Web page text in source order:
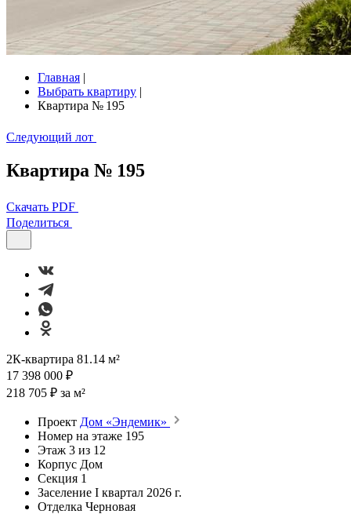
Главная |
Выбрать квартиру |
Квартира № 195
Следующий лот
Квартира № 195
Скачать PDF
Поделиться
2К-квартира 81.14 м²
17 398 000 ₽
218 705 ₽ за м²
Проект Дом «Эндемик»
Номер на этаже 195
Этаж 3 из 12
Корпус Дом
Секция 1
Заселение I квартал 2026 г.
Отделка Черновая